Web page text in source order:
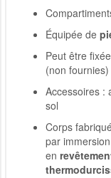
Équipée de
Peut être
(non fournies)
Accessoires :
sol
Corps
par
en